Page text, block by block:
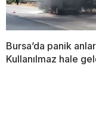
Bursa’da panik
Kullanılmaz hale